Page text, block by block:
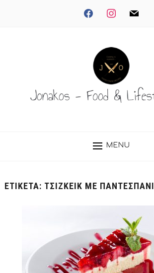
facebookinstagrammail
MENU
ΕΤΙΚΈΤΑ: ΤΣΙΖΚΕΙΚ ΜΕ ΠΑΝΤΕΣΠΑΝΙ